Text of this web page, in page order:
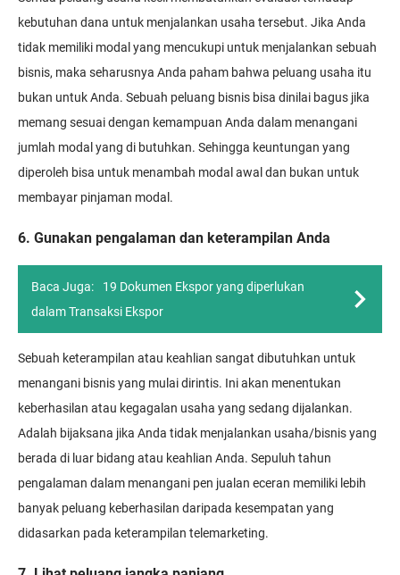
kebutuhan dana untuk menjalankan usaha tersebut. Jika Anda
tidak memiliki modal yang mencukupi untuk menjalankan sebuah
bisnis, maka seharusnya Anda paham bahwa peluang usaha itu
bukan untuk Anda. Sebuah peluang bisnis bisa dinilai bagus jika
memang sesuai dengan kemampuan Anda dalam menangani
jumlah modal yang di butuhkan. Sehingga keuntungan yang
diperoleh bisa untuk menambah modal awal dan bukan untuk
membayar pinjaman modal.
6. Gunakan pengalaman dan keterampilan Anda
Baca Juga:
19 Dokumen Ekspor yang diperlukan
dalam Transaksi Ekspor
Sebuah keterampilan atau keahlian sangat dibutuhkan untuk
menangani bisnis yang mulai dirintis. Ini akan menentukan
keberhasilan atau kegagalan usaha yang sedang dijalankan.
Adalah bijaksana jika Anda tidak menjalankan usaha/bisnis yang
berada di luar bidang atau keahlian Anda. Sepuluh tahun
pengalaman dalam menangani pen jualan eceran memiliki lebih
banyak peluang keberhasilan daripada kesempatan yang
didasarkan pada keterampilan telemarketing.